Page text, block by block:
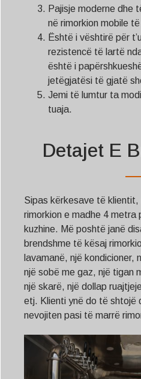
Pajisje moderne dhe
në rimorkion mobile
Është i vështirë për
rezistencë të lartë
është i
jetëgjatësi të gjatë
Jemi të lumtur ta
tuaja.
Detajet E
Sipas kërkesave të klientit,
rimorkion e madhe 4 metra
kuzhine. Më poshtë janë
brendshme të kësaj
lavamanë, një kondicioner,
një sobë me gaz, një tigan
një skarë, një dollap
etj. Klienti ynë do të shtojë
nevojiten pasi të marrë